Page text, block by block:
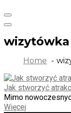
Home
Jak stworzyć
Mimo
Więcej